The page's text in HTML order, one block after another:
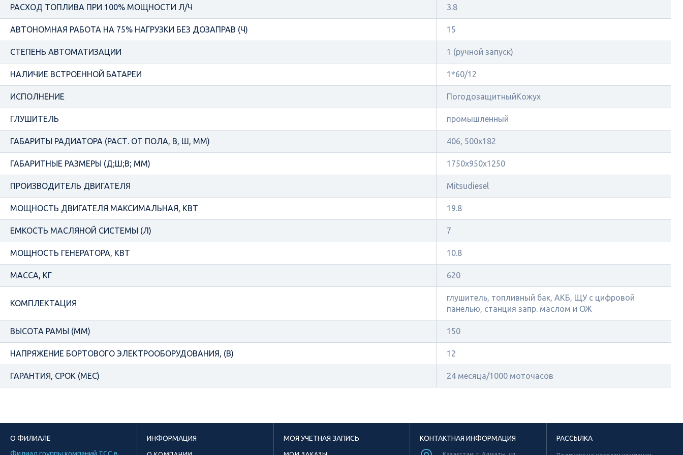
РАСХОД ТОПЛИВА ПРИ 100% МОЩНОСТИ Л/Ч 3.8
АВТОНОМНАЯ РАБОТА НА 75% НАГРУЗКИ БЕЗ ДОЗАПРАВ (Ч) 15
СТЕПЕНЬ АВТОМАТИЗАЦИИ 1 (ручной запуск)
НАЛИЧИЕ ВСТРОЕННОЙ БАТАРЕИ 1*60/12
ИСПОЛНЕНИЕ ПогодозащитныйКожух
ГЛУШИТЕЛЬ промышленный
ГАБАРИТЫ РАДИАТОРА (РАСТ. ОТ ПОЛА, В, Ш, ММ) 406, 500х182
ГАБАРИТНЫЕ РАЗМЕРЫ (Д;Ш;В; ММ) 1750х950х1250
ПРОИЗВОДИТЕЛЬ ДВИГАТЕЛЯ Mitsudiesel
МОЩНОСТЬ ДВИГАТЕЛЯ МАКСИМАЛЬНАЯ, КВТ 19.8
ЕМКОСТЬ МАСЛЯНОЙ СИСТЕМЫ (Л) 7
МОЩНОСТЬ ГЕНЕРАТОРА, КВТ 10.8
МАССА, КГ 620
КОМПЛЕКТАЦИЯ
глушитель, топливный бак, АКБ, ЩУ с цифровой
панелью, станция запр. маслом и ОЖ
ВЫСОТА РАМЫ (ММ) 150
НАПРЯЖЕНИЕ БОРТОВОГО ЭЛЕКТРООБОРУДОВАНИЯ, (В) 12
ГАРАНТИЯ, СРОК (МЕС) 24 месяца/1000 моточасов
О ФИЛИАЛЕ
ИНФОРМАЦИЯ МОЯ УЧЕТНАЯ ЗАПИСЬ КОНТАКТНАЯ ИНФОРМАЦИЯ РАССЫЛКА